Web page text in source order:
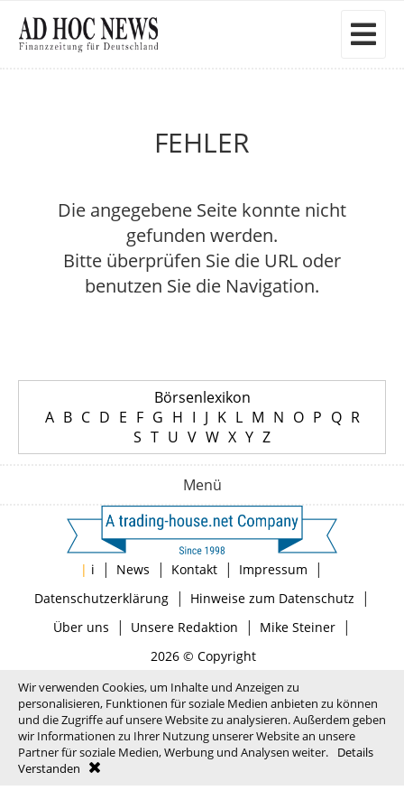
FEHLER
Die angegebene Seite konnte nicht
gefunden werden.
Bitte überprüfen Sie die URL oder
benutzen Sie die Navigation.
Börsenlexikon
A B C D E F G H I J K L M N O P Q R
S T U V W X Y Z
Menü
| i | News | Kontakt | Impressum |
Datenschutzerklärung| Hinweise zum Datenschutz |
Über uns | Unsere Redaktion | Mike Steiner|
2026 © Copyright
Wir verwenden Cookies, um Inhalte und Anzeigen zu
personalisieren, Funktionen für soziale Medien anbieten zu können
und die Zugriffe auf unsere Website zu analysieren. Außerdem geben
wir Informationen zu Ihrer Nutzung unserer Website an unsere
Partner für soziale Medien, Werbung und Analysen weiter.
Details
Verstanden